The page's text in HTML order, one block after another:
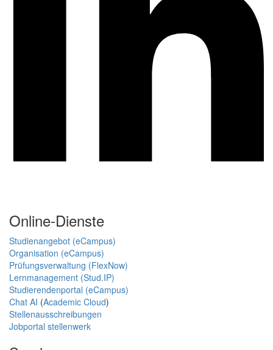
Online-Dienste
Studienangebot (eCampus)
Organisation (eCampus)
Prüfungsverwaltung (FlexNow)
Lernmanagement (Stud.IP)
Studierendenportal (eCampus)
Chat AI (Academic Cloud)
Stellenausschreibungen
Jobportal stellenwerk